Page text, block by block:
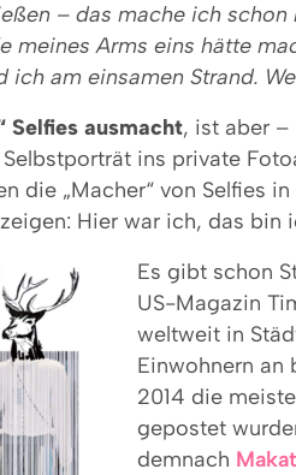
– das mache ich
meines Arms eins hätte
ich am einsamen Strand.
Selfies ausmacht, ist aber –
ins private
die „Macher“ von Selfies in
Hier war ich, das bin
Es gibt schon
US-Magazin
weltweit in
Einwohnern an
2014 die
gepostet
demnach